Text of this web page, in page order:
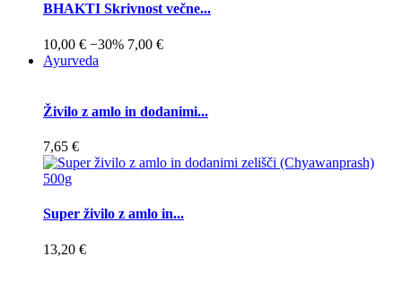
BHAKTI Skrivnost večne...
10,00 € −30% 7,00 €
Ayurveda
Živilo z amlo in dodanimi...
7,65 €
Super živilo z amlo in...
13,20 €